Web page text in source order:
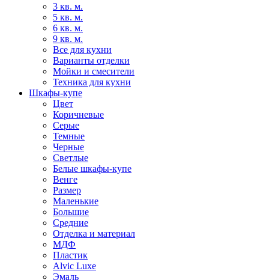
3 кв. м.
5 кв. м.
6 кв. м.
9 кв. м.
Все для кухни
Варианты отделки
Мойки и смесители
Техника для кухни
Шкафы-купе
Цвет
Коричневые
Серые
Темные
Черные
Светлые
Белые шкафы-купе
Венге
Размер
Маленькие
Большие
Средние
Отделка и материал
МДФ
Пластик
Alvic Luxe
Эмаль